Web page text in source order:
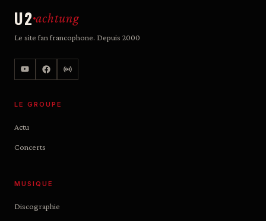
U2 achtung
Le site fan francophone. Depuis 2000
LE GROUPE
Actu
Concerts
MUSIQUE
Discographie